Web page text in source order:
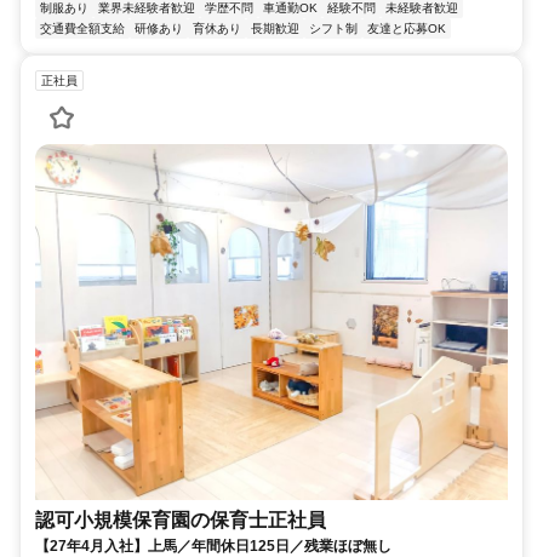
制服あり 業界未経験者歓迎 学歴不問 車通勤OK 経験不問
未経験者歓迎
交通費全額支給
研修あり 育休あり 長期歓迎 シフト制 友達と応募OK
正社員
認可小規模保育園の保育士正社員
【27年4月入社】上馬／年間休日125日／残業ほぼ無し